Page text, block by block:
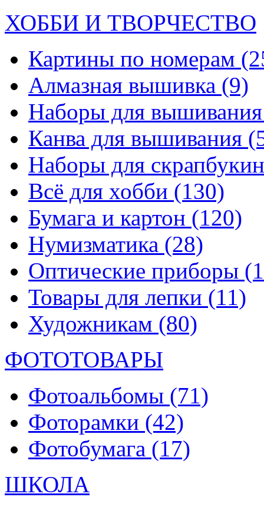
ХОББИ И ТВОРЧЕСТВО
Картины по номерам
Алмазная вышивка (9)
Наборы для
Канва для вышивания
Наборы для
Всё для хобби (130)
Бумага и картон (120)
Нумизматика (28)
Оптические приборы
Товары для лепки (11)
Художникам (80)
ФОТОТОВАРЫ
Фотоальбомы (71)
Фоторамки (42)
Фотобумага (17)
ШКОЛА